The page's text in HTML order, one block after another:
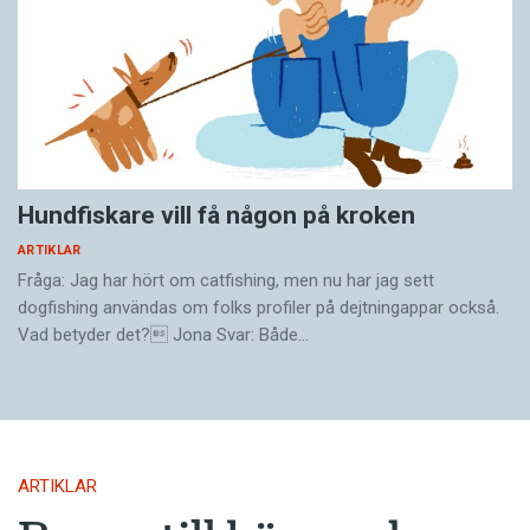
– Vi samlar in berättelser ur verkligheten från
människor som varit med om saker som berör
andra människor, säger Johan Stighagen.
Livsöden helt enkelt. Av dessa skapar vi
böcker, via sajten Storify.se och en mobiltjänst.
Och Johan Stighagen erkänner faktiskt att det
finns en liten tanke med att namnet påminner
om Spotify.
– Vi tänkte rida lite på den vågen också.
Immaterialrättsjuristen Kristina Fredlund på
Awapatent tror inte att hon kommer att få mer
Hundfiskare vill få någon på kroken
ARTIKLAR
Fråga: Jag har hört om catfishing, men nu har jag sett
dogfishing användas om folks profiler på dejtningappar också.
Vad betyder det? Jona Svar: Både…
ARTIKLAR